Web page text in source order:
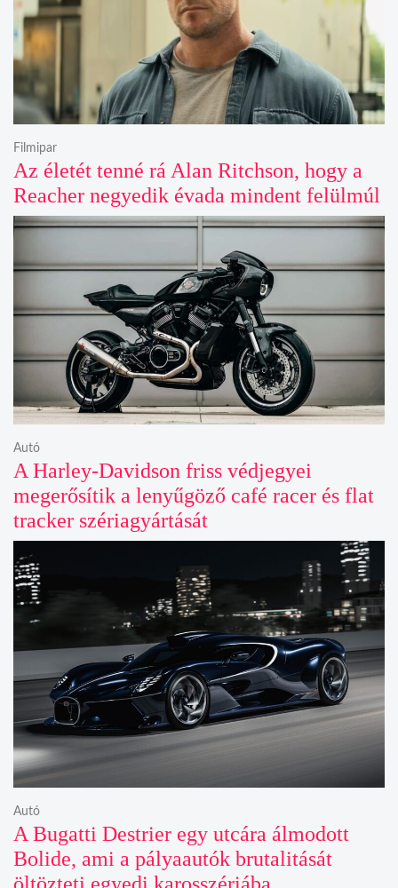
Az életét tenné rá Alan Ritchson, hogy a
Reacher negyedik évada mindent felülmúl
Filmipar
A Harley-Davidson friss védjegyei
megerősítik a lenyűgöző café racer és flat
tracker szériagyártását
Autó
A Bugatti Destrier egy utcára álmodott
Bolide, ami a pályaautók brutalitását
Autó